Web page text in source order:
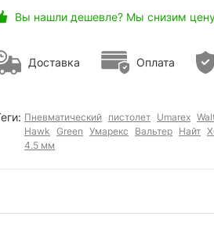
Вы нашли дешевле? Мы снизим
Доставка Оплата
Пневматический пистолет Umarex
Hawk Green Умарекс Вальтер Найт
4.5 мм